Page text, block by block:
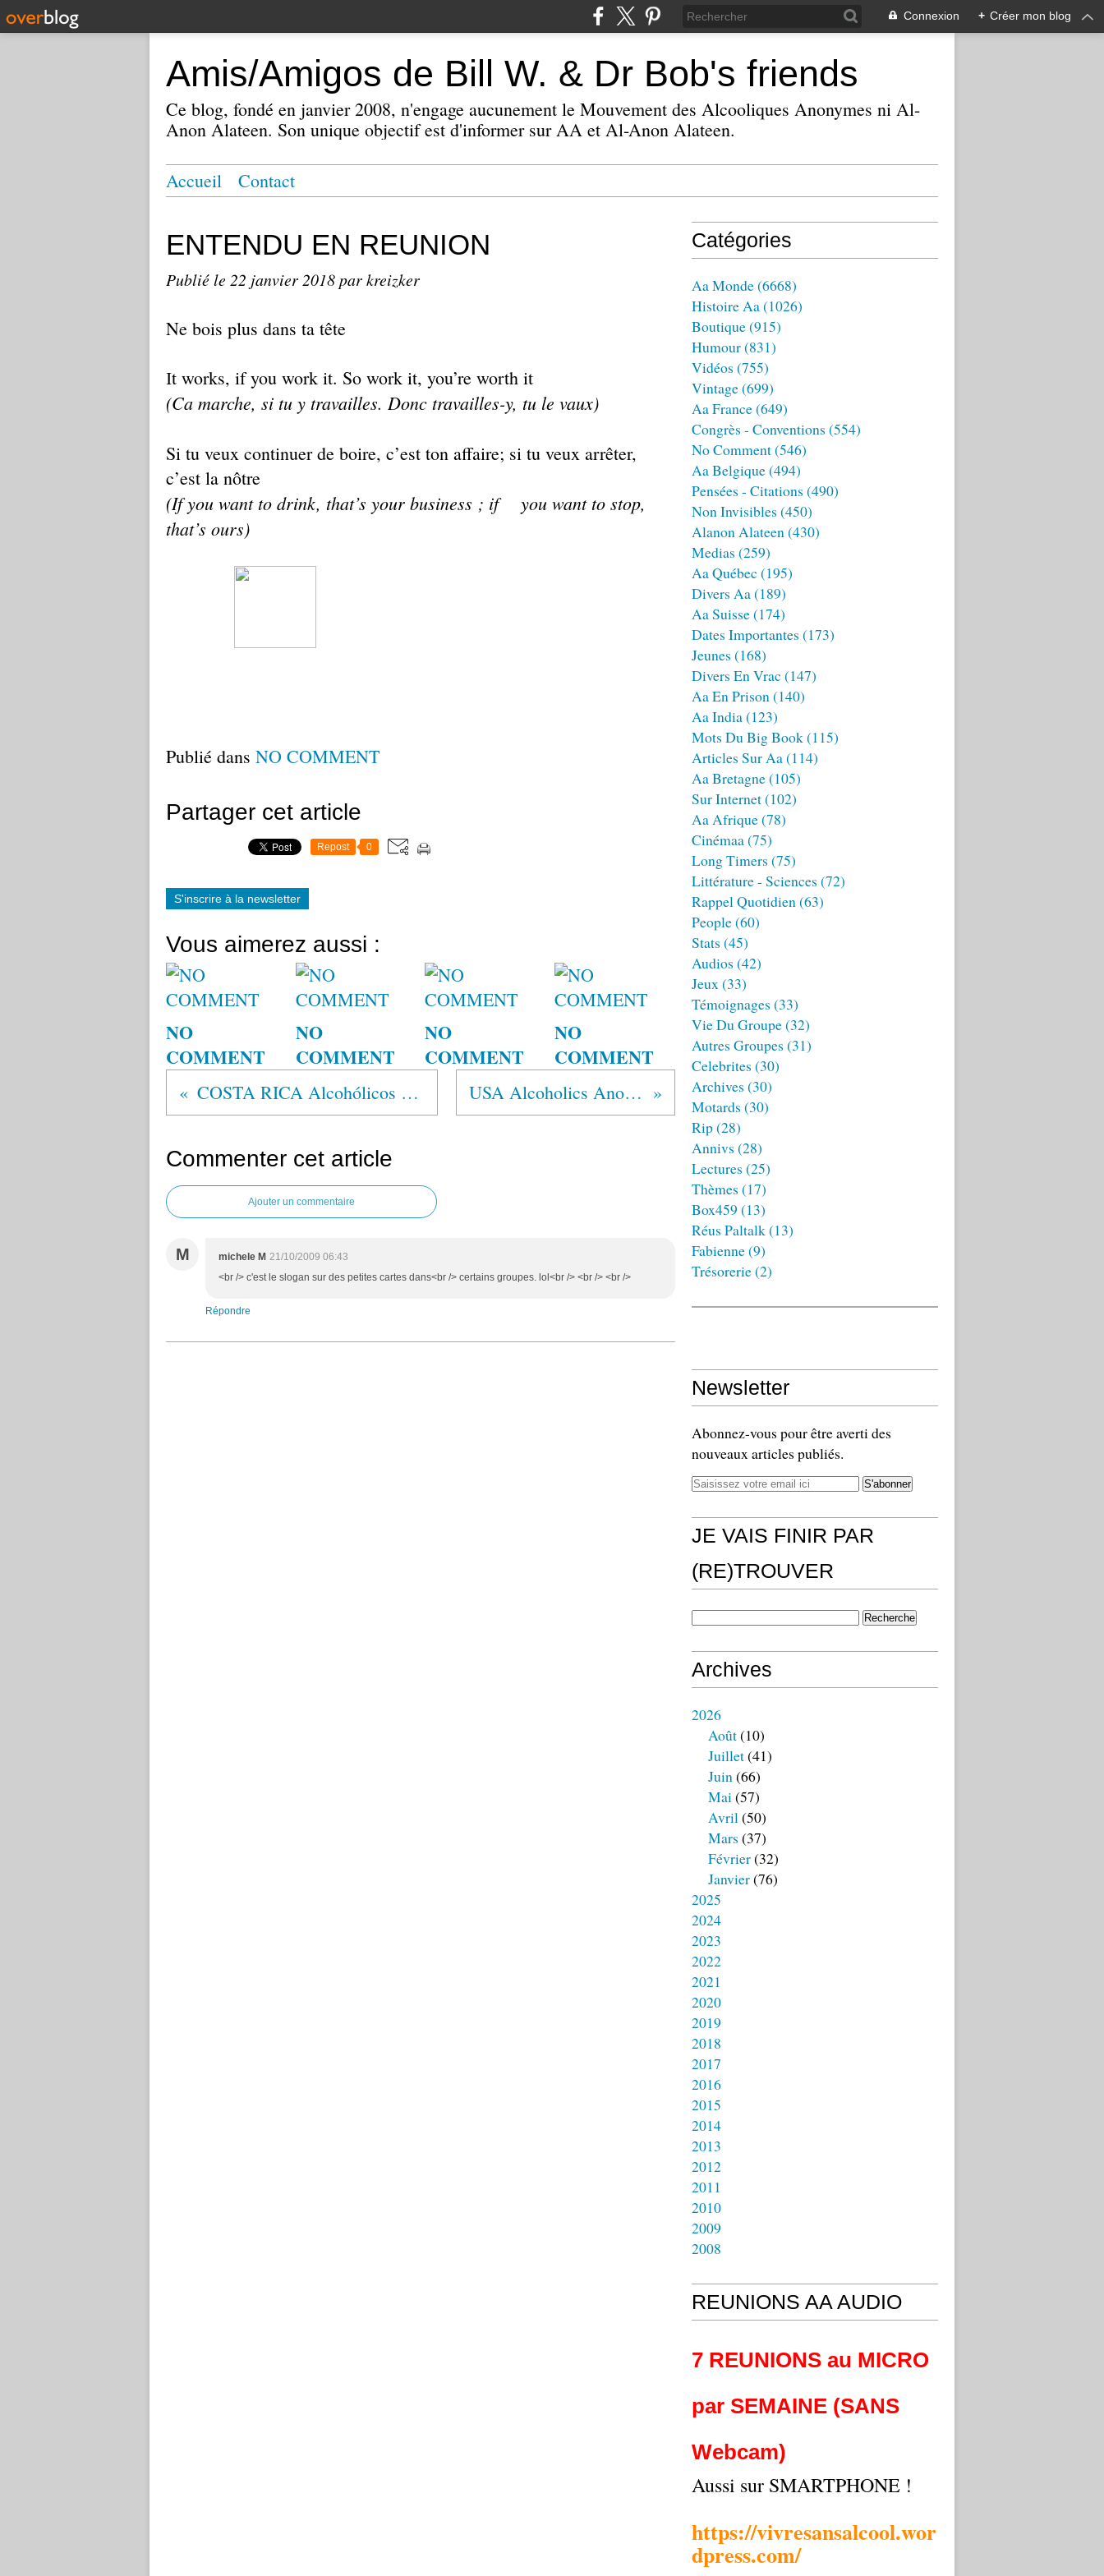
Connexion + Créer mon blog
Amis/Amigos de Bill W. & Dr Bob's friends
Ce blog, fondé en janvier 2008, n'engage aucunement le Mouvement des Alcooliques Anonymes ni Al-
Anon Alateen. Son unique objectif est d'informer sur AA et Al-Anon Alateen.
Accueil Contact
ENTENDU EN REUNION
Publié le 22 janvier 2018par kreizker
Ne bois plus dans ta tête
It works, if you work it. So work it, you’re worth it
(Ca marche, si tu y travailles. Donc travailles-y, tu le vaux)
Si tu veux continuer de boire, c’est ton affaire; si tu veux arrêter,
c’est la nôtre
(If you want to drink, that’s your business ; if you want to stop,
that’s ours)
Publié dans NO COMMENT
Partager cet article
Repost 0
S'inscrire à la newsletter
Vous aimerez aussi :
NO
COMMENT
NO
COMMENT
NO
COMMENT
NO
COMMENT
COSTA RICA Alcohólicos Anónimos® USA Alcoholics Anonymous®
Commenter cet article
Ajouter un commentaire
M michele M 21/10/2009 06:43
<br /> c'est le slogan sur des petites cartes dans<br /> certains groupes. lol<br /> <br /> <br />
Répondre
Catégories
Aa Monde(6668)
Histoire Aa(1026)
Boutique(915)
Humour(831)
Vidéos (755)
Vintage(699)
Aa France(649)
Congrès - Conventions (554)
No Comment(546)
Aa Belgique(494)
Pensées - Citations (490)
Non Invisibles (450)
Alanon Alateen(430)
Medias (259)
Aa Québec (195)
Divers Aa(189)
Aa Suisse(174)
Dates Importantes (173)
Jeunes (168)
Divers En Vrac (147)
Aa En Prison(140)
Aa India(123)
Mots Du Big Book(115)
Articles Sur Aa(114)
Aa Bretagne(105)
Sur Internet(102)
Aa Afrique(78)
Cinémaa(75)
Long Timers (75)
Littérature - Sciences (72)
Rappel Quotidien(63)
People(60)
Stats (45)
Audios (42)
Jeux(33)
Témoignages (33)
Vie Du Groupe(32)
Autres Groupes (31)
Celebrites (30)
Archives (30)
Motards (30)
Rip(28)
Annivs (28)
Lectures (25)
Thèmes (17)
Box459 (13)
Réus Paltalk(13)
Fabienne(9)
Trésorerie(2)
Newsletter
Abonnez-vous pour être averti des
nouveaux articles publiés.
JE VAIS FINIR PAR
(RE)TROUVER
Archives
2026
Août(10)
Juillet(41)
Juin(66)
Mai(57)
Avril(50)
Mars (37)
Février(32)
Janvier(76)
2025
2024
2023
2022
2021
2020
2019
2018
2017
2016
2015
2014
2013
2012
2011
2010
2009
2008
REUNIONS AA AUDIO
7 REUNIONS au MICRO
par SEMAINE (SANS
Webcam)
Aussi sur SMARTPHONE !
https://vivresansalcool.wor
dpress.com/